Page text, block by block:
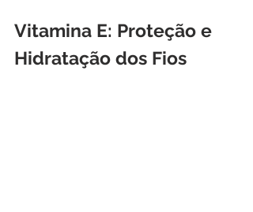
Vitamina E: Proteção e
Hidratação dos Fios